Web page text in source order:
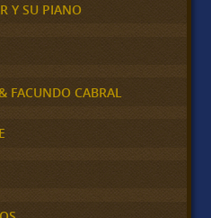
Y SU PIANO
FACUNDO CABRAL